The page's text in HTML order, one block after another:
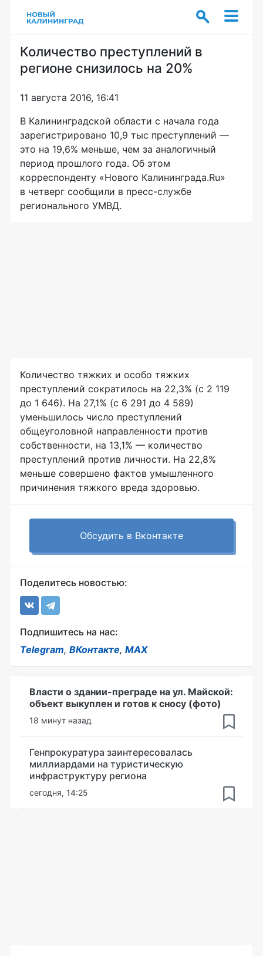
Количество преступлений в
регионе снизилось на 20%
11 августа 2016, 16:41
В Калининградской области с начала года
зарегистрировано 10,9 тыс преступлений —
это на 19,6% меньше, чем за аналогичный
период прошлого года. Об этом
корреспонденту «Нового Калининграда.Ru»
в четверг сообщили в пресс-службе
регионального УМВД.
Количество тяжких и особо тяжких
преступлений сократилось на 22,3% (с 2 119
до 1 646). На 27,1% (с 6 291 до 4 589)
уменьшилось число преступлений
общеуголовной направленности против
собственности, на 13,1% — количество
преступлений против личности. На 22,8%
меньше совершено фактов умышленного
причинения тяжкого вреда здоровью.
Обсудить в Вконтакте
Поделитесь новостью:
Подпишитесь на нас:
Telegram, ВКонтакте, MAX
Власти о здании-преграде на ул. Майской:
объект выкуплен и готов к сносу (фото)
18 минут назад
Генпрокуратура заинтересовалась
миллиардами на туристическую
инфраструктуру региона
сегодня, 14:25